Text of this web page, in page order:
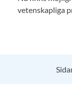
vetenskapliga